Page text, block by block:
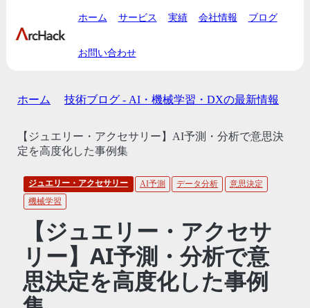
ホーム サービス 実績 会社情報 ブログ
お問い合わせ
ホーム 技術ブログ - AI・機械学習・DXの最新情報
【ジュエリー・アクセサリー】AI予測・分析で意思決
定を高度化した事例集
ジュエリー・アクセサリー AI予測 データ分析
意思決定
機械学習
【ジュエリー・アクセサ
リー】AI予測・分析で意
思決定を高度化した事例